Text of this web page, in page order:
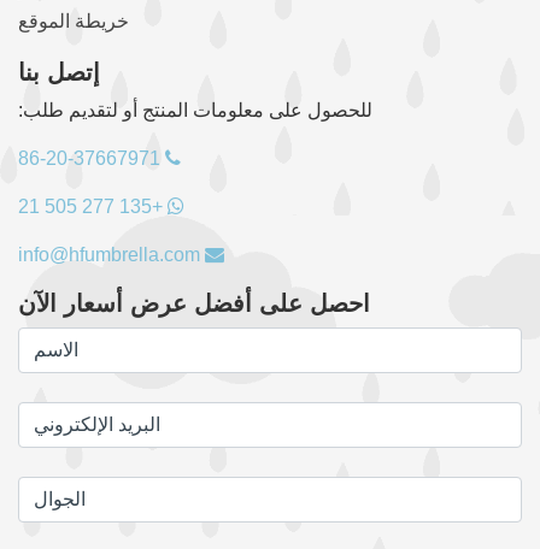
خريطة الموقع
إتصل بنا
للحصول على معلومات المنتج أو لتقديم طلب:
+135 277 505 21
احصل على أفضل عرض أسعار الآن